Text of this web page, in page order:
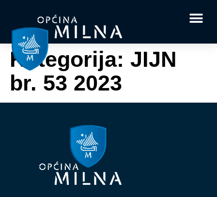
Kategorija: JIJN
br. 53 2023